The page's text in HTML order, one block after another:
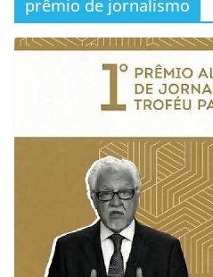
prêmio de jornalismo